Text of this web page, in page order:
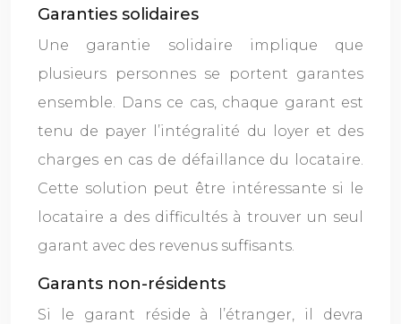
Garanties solidaires
Une garantie solidaire implique que
plusieurs personnes se portent garantes
ensemble. Dans ce cas, chaque garant est
tenu de payer l’intégralité du loyer et des
charges en cas de défaillance du locataire.
Cette solution peut être intéressante si le
locataire a des difficultés à trouver un seul
garant avec des revenus suffisants.
Garants non-résidents
Si le garant réside à l’étranger, il devra